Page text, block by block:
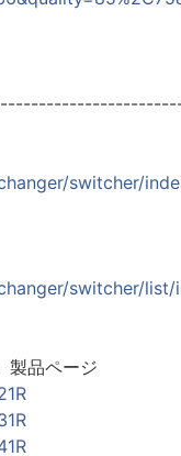
switcher/
switcher/list/
製品ページ